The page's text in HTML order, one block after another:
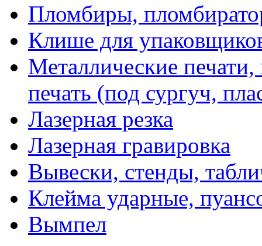
Пломбиры,
Клише для
Металлические
печать (под сургуч,
Лазерная резка
Лазерная гравировка
Вывески, стенды,
Клейма ударные,
Вымпел